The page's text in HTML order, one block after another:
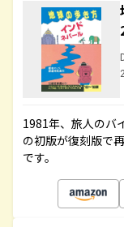
1981年、旅人のバ
の初版が復刻版で
です。